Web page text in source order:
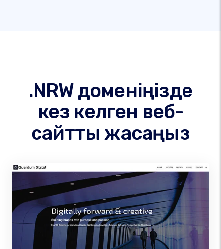
.NRW доменіңізде
кез келген веб-
сайтты жасаңыз